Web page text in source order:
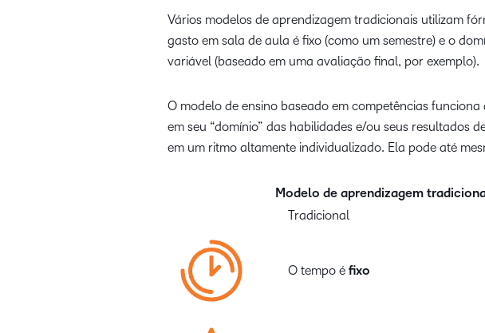
Vários modelos de aprendizagem tradicionais utilizam
gasto em sala de aula é fixo (como um semestre) e o
variável (baseado em uma avaliação final, por exemplo).
O modelo de ensino baseado em competências
em seu “domínio” das habilidades e/ou seus resultados
em um ritmo altamente individualizado. Ela pode até
Modelo de aprendizagem
Tradicional
O tempo é fixo